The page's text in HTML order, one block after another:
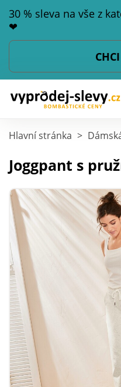
30 % sleva na vše z
❤
Hlavní stránka >
Joggpant s